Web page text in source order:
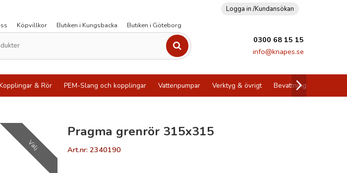
Logga in /Kundansökan
Köpvillkor Butiken i Kungsbacka Butiken i Göteborg
0300 68 15 15
info@knapes.se
& Rör PEM-Slang och kopplingar Vattenpumpar Verktyg & övrigt Bevattning
Välj
Pragma grenrör 315x315
Art.nr: 2340190